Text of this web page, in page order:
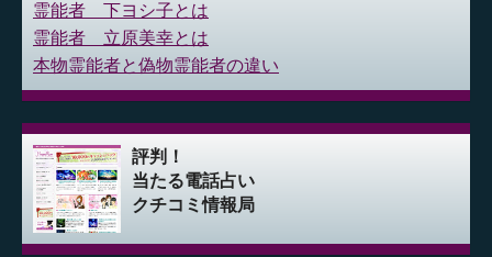
霊能者 下ヨシ子とは
霊能者 立原美幸とは
本物霊能者と偽物霊能者の違い
評判！
当たる電話占い
クチコミ情報局